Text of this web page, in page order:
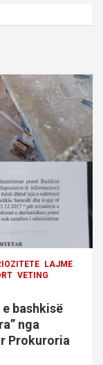
LAJME
VETING
bashkisë
nga
Prokuroria